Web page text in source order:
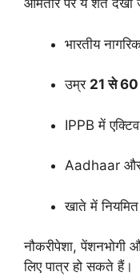
आमतौर पर ये शर्तें देखी
भारतीय
उम्र 21 से 60
IPPB में
Aadhaar
खाते में
नौकरीपेशा, पेंशनभोगी
लिए पात्र हो सकते हैं।